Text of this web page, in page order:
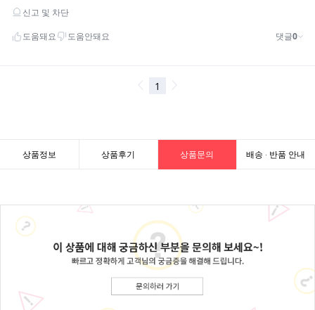
상품정보 상품후기 상품문의 배송 · 반품 안내